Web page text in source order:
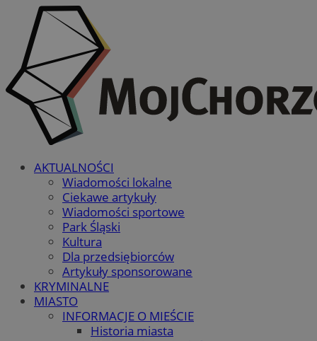
AKTUALNOŚCI
Wiadomości lokalne
Ciekawe artykuły
Wiadomości sportowe
Park Śląski
Kultura
Dla przedsiębiorców
Artykuły sponsorowane
KRYMINALNE
MIASTO
INFORMACJE O MIEŚCIE
Historia miasta